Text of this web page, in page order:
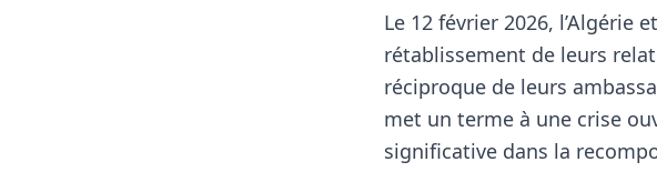
Le 12 février 2026,
rétablissement de leurs
réciproque de leurs
met un terme à une crise
significative dans la